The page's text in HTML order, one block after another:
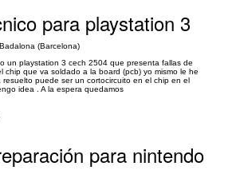
para playstation 3
(Barcelona)
un playstation 3 cech 2504 que presenta fallas de
chip que va soldado a la board (pcb) yo mismo le he
puede ser un cortocircuito en el chip en el
idea . A la espera quedamos
para nintendo